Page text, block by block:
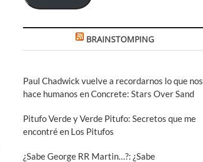
BRAINSTOMPING
Paul Chadwick vuelve a recordarnos lo que nos
hace humanos en Concrete: Stars Over Sand
Pitufo Verde y Verde Pitufo: Secretos que me
encontré en Los Pitufos
¿Sabe George RR Martin…?: ¿Sabe